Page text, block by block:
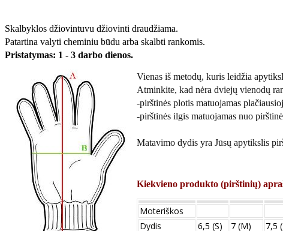
Skalbyklos džiovintuvu džiovinti draudžiama.
Patartina valyti cheminiu būdu arba skalbti rankomis.
Pristatymas: 1 - 3 darbo dienos.
Vienas iš metodų, kuris leidžia
Atminkite, kad nėra dviejų vienodų
-pirštinės plotis matuojamas
-pirštinės ilgis matuojamas nuo
Matavimo dydis yra Jūsų apytikslis
Kiekvieno produkto (pirštinių)
Moteriškos
Dydis
6,5 (S) 7 (M) 7,5